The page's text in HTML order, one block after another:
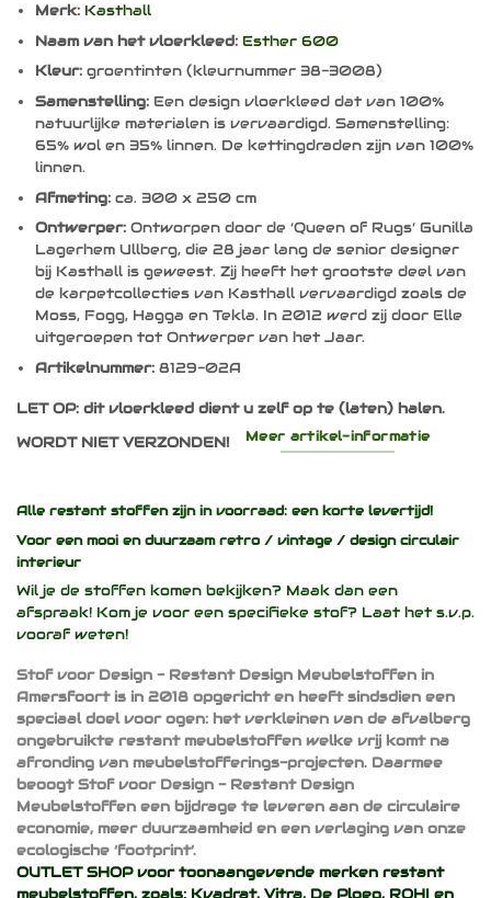
Merk: Kasthall
Naam van het vloerkleed: Esther 600
Kleur:groentinten (kleurnummer 38-3008)
Samenstelling:Een design vloerkleed dat van 100%
natuurlijke materialen is vervaardigd. Samenstelling:
65% wol en 35% linnen. De kettingdraden zijn van 100%
linnen.
Afmeting:ca. 300 x 250 cm
Ontwerper:Ontworpen door de ‘Queen of Rugs’ Gunilla
Lagerhem Ullberg, die 28 jaar lang de senior designer
bij Kasthall is geweest. Zij heeft het grootste deel van
de karpetcollecties van Kasthall vervaardigd zoals de
Moss, Fogg, Hagga en Tekla. In 2012 werd zij door Elle
uitgeroepen tot Ontwerper van het Jaar.
Artikelnummer:8129-02A
LET OP: dit vloerkleed dient u zelf op te (laten) halen.
WORDT NIET VERZONDEN!
Meer artikel-informatie
Alle restant stoffen zijn in voorraad: een korte levertijd!
Voor een mooi en duurzaam retro / vintage / design circulair
interieur
Wil je de stoffen komen bekijken? Maak dan een
afspraak! Kom je voor een specifieke stof? Laat het s.v.p.
vooraf weten!
Stof voor Design - Restant Design Meubelstoffen in
Amersfoort is in 2018 opgericht en heeft sindsdien een
speciaal doel voor ogen: het verkleinen van de afvalberg
ongebruikte restant meubelstoffen welke vrij komt na
afronding van meubelstofferings-projecten. Daarmee
beoogt Stof voor Design - Restant Design
Meubelstoffen een bijdrage te leveren aan de circulaire
economie, meer duurzaamheid en een verlaging van onze
ecologische ‘footprint’.
OUTLET SHOP voor toonaangevende merken restant
meubelstoffen, zoals: Kvadrat, Vitra, De Ploeg, ROHI en